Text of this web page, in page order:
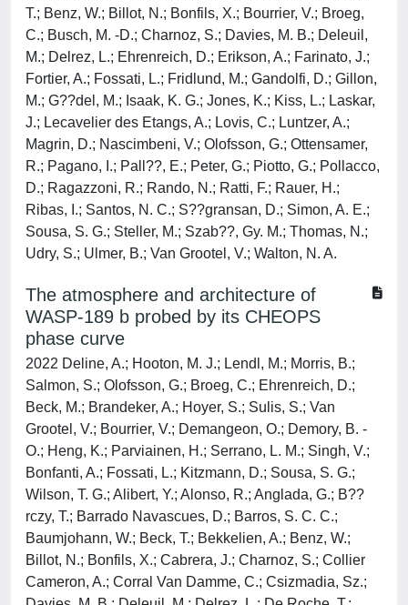
T.; Benz, W.; Billot, N.; Bonfils, X.; Bourrier, V.; Broeg,
C.; Busch, M. -D.; Charnoz, S.; Davies, M. B.; Deleuil,
M.; Delrez, L.; Ehrenreich, D.; Erikson, A.; Farinato, J.;
Fortier, A.; Fossati, L.; Fridlund, M.; Gandolfi, D.; Gillon,
M.; G??del, M.; Isaak, K. G.; Jones, K.; Kiss, L.; Laskar,
J.; Lecavelier des Etangs, A.; Lovis, C.; Luntzer, A.;
Magrin, D.; Nascimbeni, V.; Olofsson, G.; Ottensamer,
R.; Pagano, I.; Pall??, E.; Peter, G.; Piotto, G.; Pollacco,
D.; Ragazzoni, R.; Rando, N.; Ratti, F.; Rauer, H.;
Ribas, I.; Santos, N. C.; S??gransan, D.; Simon, A. E.;
Sousa, S. G.; Steller, M.; Szab??, Gy. M.; Thomas, N.;
Udry, S.; Ulmer, B.; Van Grootel, V.; Walton, N. A.
The atmosphere and architecture of
WASP-189 b probed by its CHEOPS
phase curve
2022 Deline, A.; Hooton, M. J.; Lendl, M.; Morris, B.;
Salmon, S.; Olofsson, G.; Broeg, C.; Ehrenreich, D.;
Beck, M.; Brandeker, A.; Hoyer, S.; Sulis, S.; Van
Grootel, V.; Bourrier, V.; Demangeon, O.; Demory, B. -
O.; Heng, K.; Parviainen, H.; Serrano, L. M.; Singh, V.;
Bonfanti, A.; Fossati, L.; Kitzmann, D.; Sousa, S. G.;
Wilson, T. G.; Alibert, Y.; Alonso, R.; Anglada, G.; B??
rczy, T.; Barrado Navascues, D.; Barros, S. C. C.;
Baumjohann, W.; Beck, T.; Bekkelien, A.; Benz, W.;
Billot, N.; Bonfils, X.; Cabrera, J.; Charnoz, S.; Collier
Cameron, A.; Corral Van Damme, C.; Csizmadia, Sz.;